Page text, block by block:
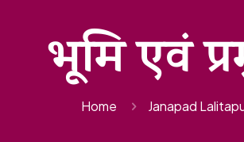
भूमि एवं
Home Janapad